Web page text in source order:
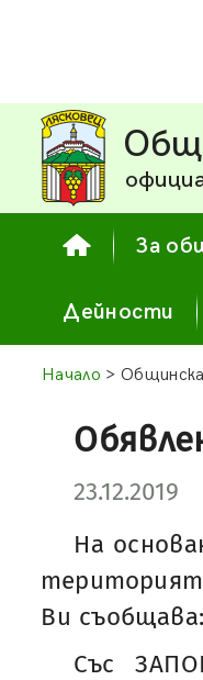
За
Дейности
Начало >
23.12.2019
На
Ви съобщава:
Със